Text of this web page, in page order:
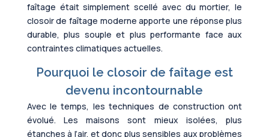
faîtage était simplement scellé avec du mortier, le
closoir de faîtage moderne apporte une réponse plus
durable, plus souple et plus performante face aux
contraintes climatiques actuelles.
Pourquoi le closoir de faîtage est
devenu incontournable
Avec le temps, les techniques de construction ont
évolué. Les maisons sont mieux isolées, plus
étanches à l’air, et donc plus sensibles aux problèmes